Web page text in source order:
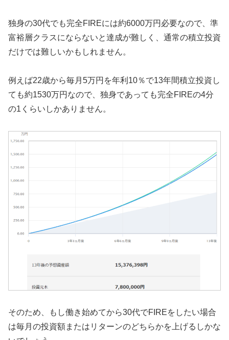
独身の30代でも完全FIREには約6000万円必要なので、準
富裕層クラスにならないと達成が難しく、通常の積立投資
だけでは難しいかもしれません。
例えば22歳から毎月5万円を年利10％で13年間積立投資し
ても約1530万円なので、独身であっても完全FIREの4分
の1くらいしかありません。
そのため、もし働き始めてから30代でFIREをしたい場合
は毎月の投資額またはリターンのどちらかを上げるしかな